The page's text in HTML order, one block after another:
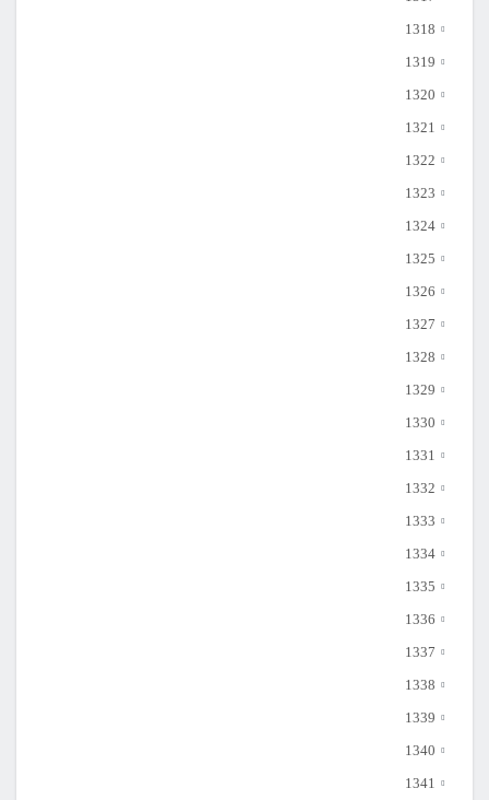
1318
1319
1320
1321
1322
1323
1324
1325
1326
1327
1328
1329
1330
1331
1332
1333
1334
1335
1336
1337
1338
1339
1340
1341